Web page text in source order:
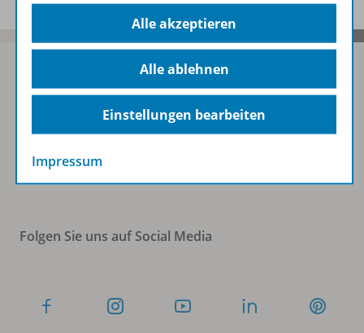
Sofort profitieren
Zum Newsletter anmelden
Folgen Sie uns auf Social Media
Alle akzeptieren
Alle ablehnen
Einstellungen bearbeiten
Impressum